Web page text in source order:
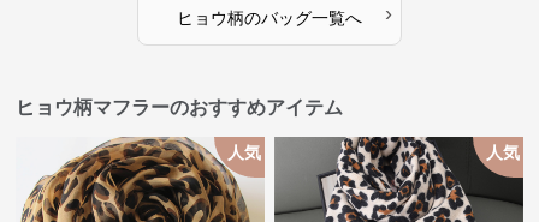
ヒョウ柄のバッグ一覧へ ›
ヒョウ柄マフラーのおすすめアイテム
人気 人気